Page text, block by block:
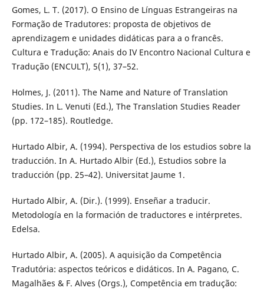
Gomes, L. T. (2017). O Ensino de Línguas Estrangeiras na
Formação de Tradutores: proposta de objetivos de
aprendizagem e unidades didáticas para a o francês.
Cultura e Tradução: Anais do IV Encontro Nacional Cultura e
Tradução (ENCULT), 5(1), 37–52.
Holmes, J. (2011). The Name and Nature of Translation
Studies. In L. Venuti (Ed.), The Translation Studies Reader
(pp. 172–185). Routledge.
Hurtado Albir, A. (1994). Perspectiva de los estudios sobre la
traducción. In A. Hurtado Albir (Ed.), Estudios sobre la
traducción (pp. 25–42). Universitat Jaume 1.
Hurtado Albir, A. (Dir.). (1999). Enseñar a traducir.
Metodología en la formación de traductores e intérpretes.
Edelsa.
Hurtado Albir, A. (2005). A aquisição da Competência
Tradutória: aspectos teóricos e didáticos. In A. Pagano, C.
Magalhães & F. Alves (Orgs.), Competência em tradução: